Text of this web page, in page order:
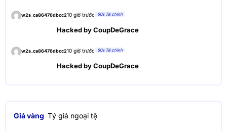
w2s_ca86476dbcc210 giờ trước 60s Tài chính
Hacked by CoupDeGrace
w2s_ca86476dbcc210 giờ trước 60s Tài chính
Hacked by CoupDeGrace
Giá vàng Tỷ giá ngoại tệ